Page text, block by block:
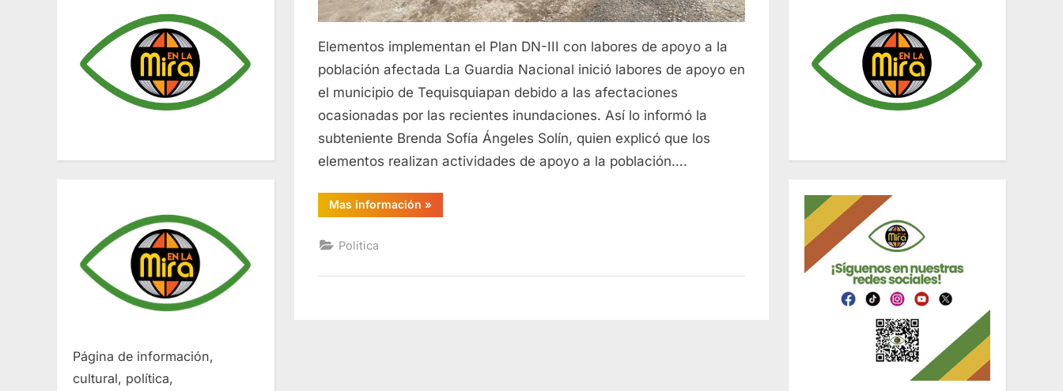
Elementos implementan el Plan DN-III con labores de apoyo a la
población afectada La Guardia Nacional inició labores de apoyo en
el municipio de Tequisquiapan debido a las afectaciones
ocasionadas por las recientes inundaciones. Así lo informó la
subteniente Brenda Sofía Ángeles Solín, quien explicó que los
elementos realizan actividades de apoyo a la población….
Mas información “Guardia
Nacional
inundaciones
»
Politica
Página de información,
cultural, política,